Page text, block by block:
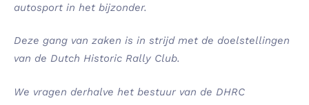
autosport in het bijzonder.
Deze gang van zaken is in strijd met de doelstellingen
van de Dutch Historic Rally Club.
We vragen derhalve het bestuur van de DHRC